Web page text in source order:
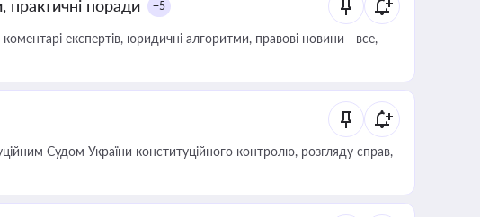
практичні поради +5
експертів, юридичні алгоритми, правові новини - все,
Судом України конституційного контролю, розгляду справ,